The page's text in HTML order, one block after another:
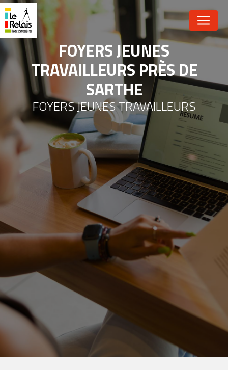
FOYERS JEUNES
TRAVAILLEURS PRÈS DE
SARTHE
FOYERS JEUNES TRAVAILLEURS
Panneau de gestion des cookies